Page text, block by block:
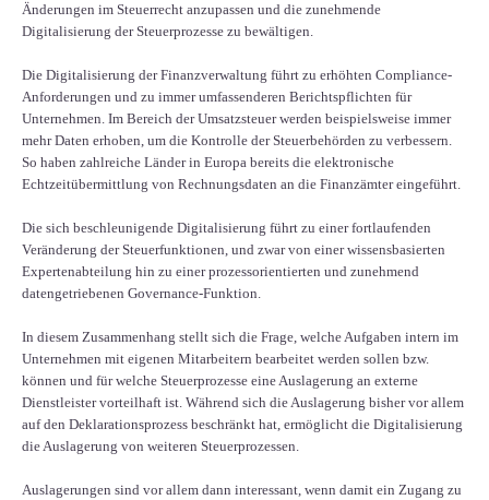
Änderungen im Steuerrecht anzupassen und die zunehmende
Digitalisierung der Steuerprozesse zu bewältigen.
Die Digitalisierung der Finanzverwaltung führt zu erhöhten Compliance-
Anforderungen und zu immer umfassenderen Berichtspflichten für
Unternehmen. Im Bereich der Umsatzsteuer werden beispielsweise immer
mehr Daten erhoben, um die Kontrolle der Steuerbehörden zu verbessern.
So haben zahlreiche Länder in Europa bereits die elektronische
Echtzeitübermittlung von Rechnungsdaten an die Finanzämter eingeführt.
Die sich beschleunigende Digitalisierung führt zu einer fortlaufenden
Veränderung der Steuerfunktionen, und zwar von einer wissensbasierten
Expertenabteilung hin zu einer prozessorientierten und zunehmend
datengetriebenen Governance-Funktion.
In diesem Zusammenhang stellt sich die Frage, welche Aufgaben intern im
Unternehmen mit eigenen Mitarbeitern bearbeitet werden sollen bzw.
können und für welche Steuerprozesse eine Auslagerung an externe
Dienstleister vorteilhaft ist. Während sich die Auslagerung bisher vor allem
auf den Deklarationsprozess beschränkt hat, ermöglicht die Digitalisierung
die Auslagerung von weiteren Steuerprozessen.
Auslagerungen sind vor allem dann interessant, wenn damit ein Zugang zu